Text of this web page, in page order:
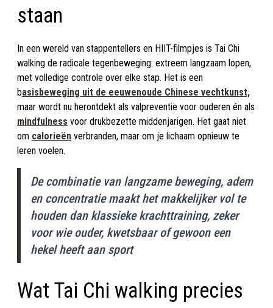
staan
In een wereld van stappen­tellers en HIIT-filmpjes is Tai Chi
walking de radicale tegenbeweging: extreem langzaam lopen,
met volledige controle over elke stap. Het is een
basisbeweging uit de eeuwenoude Chinese vechtkunst,
maar wordt nu herontdekt als valpreventie voor ouderen én als
mindfulness voor drukbezette midden­jarigen. Het gaat niet
om calorieën verbranden, maar om je lichaam opnieuw te
leren voelen.
De combinatie van langzame beweging, adem
en concentratie maakt het makkelijker vol te
houden dan klassieke krachttraining, zeker
voor wie ouder, kwetsbaar of gewoon een
hekel heeft aan sport
Wat Tai Chi walking precies